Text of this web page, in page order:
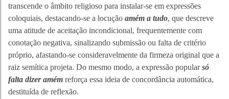
transcende o âmbito religioso para instalar-se em expressões
coloquiais, destacando-se a locução amém a tudo, que descreve
uma atitude de aceitação incondicional, frequentemente com
conotação negativa, sinalizando submissão ou falta de critério
próprio, afastando-se consideravelmente da firmeza original que a
raiz semítica projeta. Do mesmo modo, a expressão popularsó
falta dizer amém reforça essa ideia de concordância automática,
destituída de reflexão.